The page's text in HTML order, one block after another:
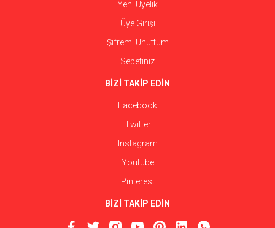
Yeni Üyelik
Üye Girişi
Şifremi Unuttum
Sepetiniz
BİZİ TAKİP EDİN
Facebook
Twitter
Instagram
Youtube
Pinterest
BİZİ TAKİP EDİN